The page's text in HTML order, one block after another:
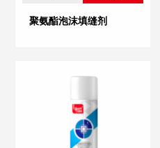
聚氨酯泡沫填缝剂